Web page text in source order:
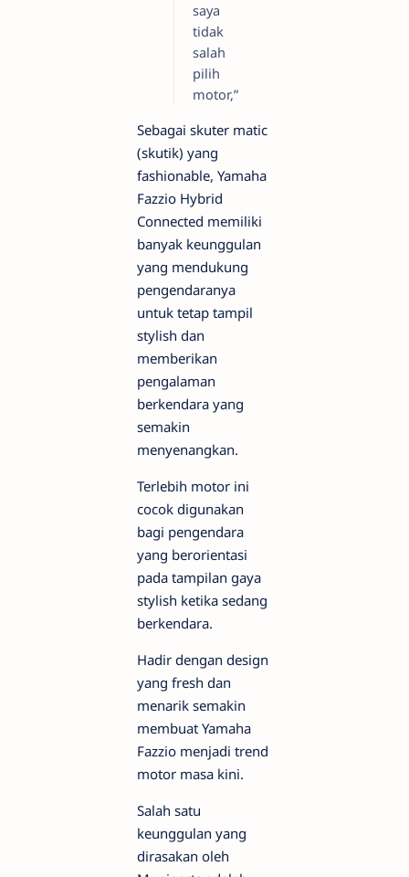
saya
tidak
salah
pilih
motor,”
Sebagai skuter matic
(skutik) yang
fashionable, Yamaha
Fazzio Hybrid
Connected memiliki
banyak keunggulan
yang mendukung
pengendaranya
untuk tetap tampil
stylish dan
memberikan
pengalaman
berkendara yang
semakin
menyenangkan.
Terlebih motor ini
cocok digunakan
bagi pengendara
yang berorientasi
pada tampilan gaya
stylish ketika sedang
berkendara.
Hadir dengan design
yang fresh dan
menarik semakin
membuat Yamaha
Fazzio menjadi trend
motor masa kini.
Salah satu
keunggulan yang
dirasakan oleh